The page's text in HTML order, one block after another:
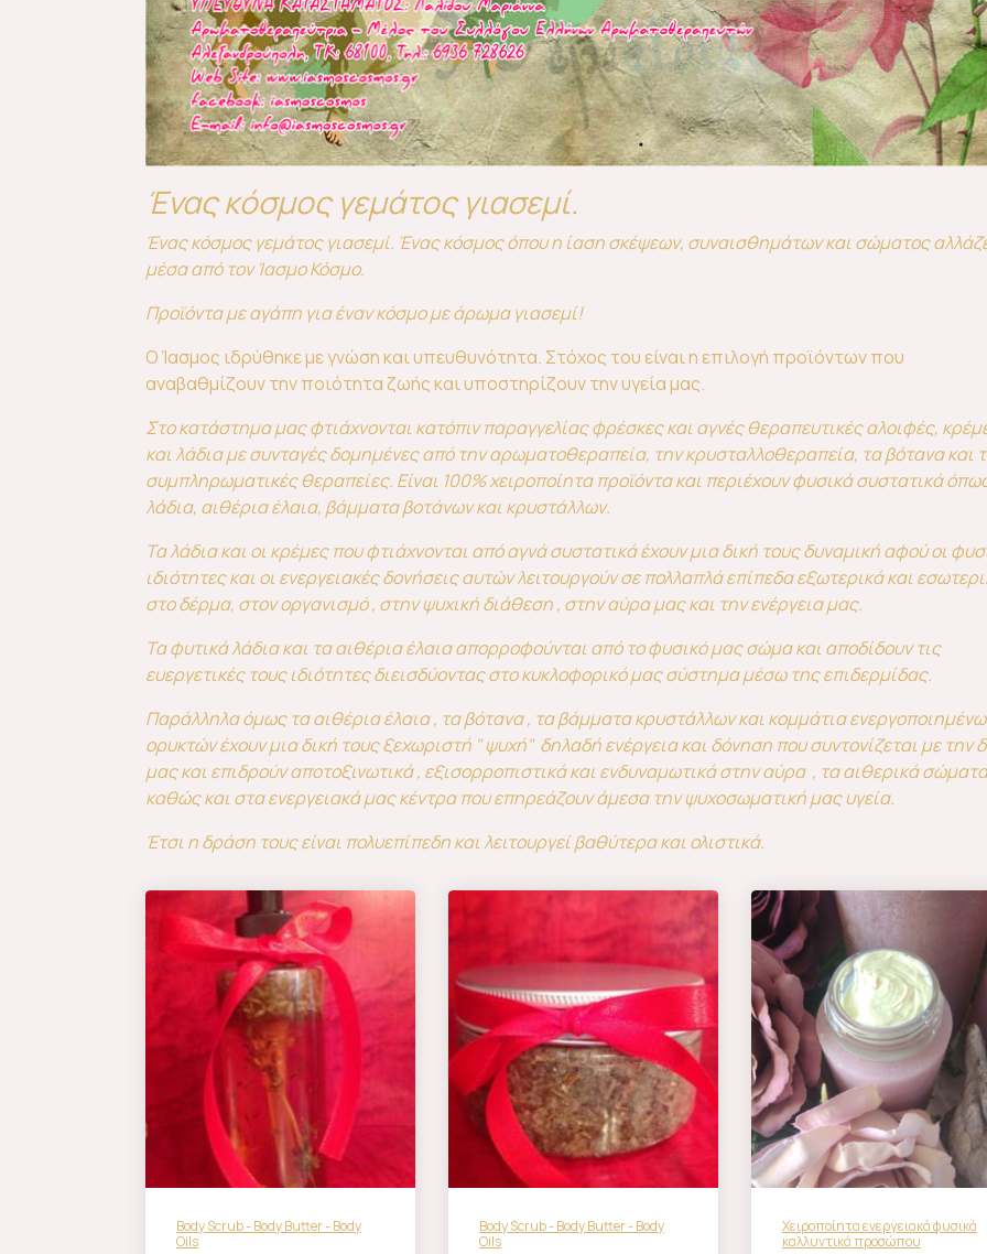
Ένας κόσμος γεμάτος γιασεμί.
Ένας κόσμος γεμάτος γιασεμί. Ένας κόσμος όπου η ίαση σκέψεων, συναισθημάτων και σώματος
μέσα από τον Ίασμο Κόσμο.
Προϊόντα με αγάπη για έναν κόσμο με άρωμα γιασεμί!
Ο Ίασμος ιδρύθηκε με γνώση και υπευθυνότητα. Στόχος του είναι η επιλογή προϊόντων που
αναβαθμίζουν την ποιότητα ζωής και υποστηρίζουν την υγεία μας.
Στο κατάστημα μας φτιάχνονται κατόπιν παραγγελίας φρέσκες και αγνές θεραπευτικές αλοιφές,
και λάδια με συνταγές δομημένες από την αρωματοθεραπεία, την κρυσταλλοθεραπεία, τα βότανα και
συμπληρωματικές θεραπείες. Είναι 100% χειροποίητα προϊόντα και περιέχουν φυσικά συστατικά
λάδια, αιθέρια έλαια, βάμματα βοτάνων και κρυστάλλων.
Τα λάδια και οι κρέμες που φτιάχνονται από αγνά συστατικά έχουν μια δική τους δυναμική αφού οι
ιδιότητες και οι ενεργειακές δονήσεις αυτών λειτουργούν σε πολλαπλά επίπεδα εξωτερικά και
στο δέρμα, στον οργανισμό , στην ψυχική διάθεση , στην αύρα μας και την ενέργεια μας.
Τα φυτικά λάδια και τα αιθέρια έλαια απορροφούνται από το φυσικό μας σώμα και αποδίδουν τις
ευεργετικές τους ιδιότητες διεισδύοντας στο κυκλοφορικό μας σύστημα μέσω της επιδερμίδας.
Παράλληλα όμως τα αιθέρια έλαια , τα βότανα , τα βάμματα κρυστάλλων και κομμάτια
ορυκτών έχουν μια δική τους ξεχωριστή " ψυχή" δηλαδή ενέργεια και δόνηση που συντονίζεται με την
μας και επιδρούν αποτοξινωτικά , εξισορροπιστικά και ενδυναμωτικά στην αύρα , τα αιθερικά σώματα
καθώς και στα ενεργειακά μας κέντρα που επηρεάζουν άμεσα την ψυχοσωματική μας υγεία.
Έτσι η δράση τους είναι πολυεπίπεδη και λειτουργεί βαθύτερα και ολιστικά.
Body Scrub - Body Butter - Body
Oils
Body Scrub - Body Butter - Body
Oils
Χειροποίητα ενεργειακά φυσικά
καλλυντικά προσώπου